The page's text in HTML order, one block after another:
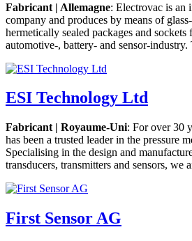
Fabricant | Allemagne: Electrovac is an
company and produces by means of
hermetically sealed packages and sockets
automotive-, battery- and sensor-industry.
ESI Technology Ltd
Fabricant | Royaume-Uni: For over 30
has been a trusted leader in the pressure
Specialising in the design and
transducers, transmitters and sensors, we
First Sensor AG